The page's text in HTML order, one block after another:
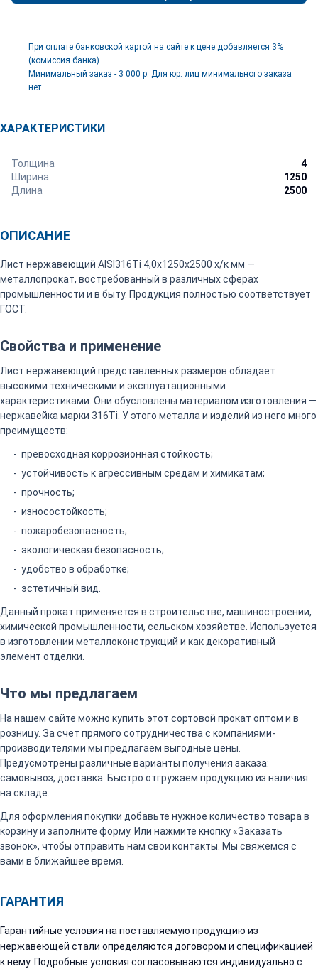
При оплате банковской картой на сайте к цене добавляется 3%
(комиссия банка).
Минимальный заказ - 3 000 р. Для юр. лиц минимального заказа
нет.
ХАРАКТЕРИСТИКИ
Толщина
4
Ширина
1250
Длина
2500
ОПИСАНИЕ
Лист нержавеющий AISI316Ti 4,0х1250х2500 х/к мм —
металлопрокат, востребованный в различных сферах
промышленности и в быту. Продукция полностью соответствует
ГОСТ.
Свойства и применение
Лист нержавеющий представленных размеров обладает
высокими техническими и эксплуатационными
характеристиками. Они обусловлены материалом изготовления —
нержавейка марки 316Ti. У этого металла и изделий из него много
преимуществ:
превосходная коррозионная стойкость;
устойчивость к агрессивным средам и химикатам;
прочность;
износостойкость;
пожаробезопасность;
экологическая безопасность;
удобство в обработке;
эстетичный вид.
Данный прокат применяется в строительстве, машиностроении,
химической промышленности, сельском хозяйстве. Используется
в изготовлении металлоконструкций и как декоративный
элемент отделки.
Что мы предлагаем
На нашем сайте можно купить этот сортовой прокат оптом и в
розницу. За счет прямого сотрудничества с компаниями-
производителями мы предлагаем выгодные цены.
Предусмотрены различные варианты получения заказа:
самовывоз, доставка. Быстро отгружаем продукцию из наличия
на складе.
Для оформления покупки добавьте нужное количество товара в
корзину и заполните форму. Или нажмите кнопку «Заказать
звонок», чтобы отправить нам свои контакты. Мы свяжемся с
вами в ближайшее время.
ГАРАНТИЯ
Гарантийные условия на поставляемую продукцию из
нержавеющей стали определяются договором и спецификацией
к нему. Подробные условия согласовываются индивидуально с